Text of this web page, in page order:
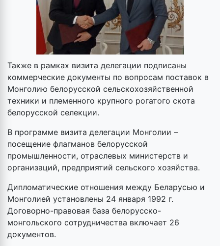
Также в рамках визита делегации подписаны
коммерческие документы по вопросам поставок в
Монголию белорусской сельскохозяйственной
техники и племенного крупного рогатого скота
белорусской селекции.
В программе визита делегации Монголии –
посещение флагманов белорусской
промышленности, отраслевых министерств и
организаций, предприятий сельского хозяйства.
Дипломатические отношения между Беларусью и
Монголией установлены 24 января 1992 г.
Договорно-правовая база белорусско-
монгольского сотрудничества включает 26
документов.